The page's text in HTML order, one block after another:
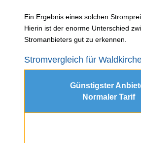
Ein Ergebnis eines solchen
Hierin ist der enorme Unterschied
Stromanbieters gut zu erkennen.
Stromvergleich für
Günstigster
Normaler Tarif